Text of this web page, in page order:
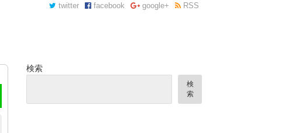
twitter facebook google+ RSS
検索
検
索